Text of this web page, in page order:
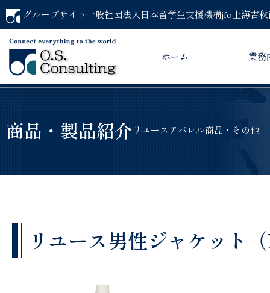
グループサイト 一般社団法人日本留学生支援機構jfo 上海吉
ホーム 業務
商品・製品紹介 リユースアパレル商品・その他
リユース男性ジャケット